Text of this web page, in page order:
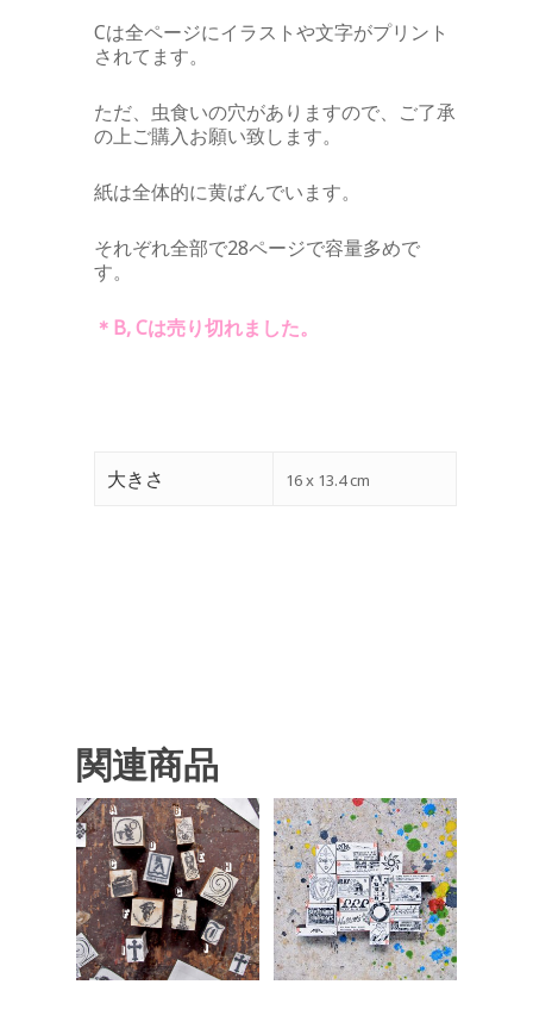
Cは全ページにイラストや文字がプリント
されてます。
ただ、虫食いの穴がありますので、ご了承
の上ご購入お願い致します。
紙は全体的に黄ばんでいます。
それぞれ全部で28ページで容量多めで
す。
＊B, Cは売り切れました。
大きさ 16 x 13.4 cm
関連商品
¥660 ¥660 ¥880